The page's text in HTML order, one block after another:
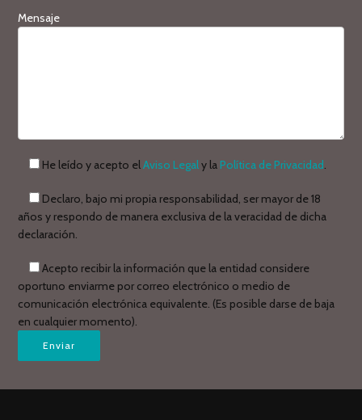
Mensaje
He leído y acepto elAviso Legaly la Política de Privacidad.
Declaro, bajo mi propia responsabilidad, ser mayor de 18
años y respondo de manera exclusiva de la veracidad de dicha
declaración.
Acepto recibir la información que la entidad considere
oportuno enviarme por correo electrónico o medio de
comunicación electrónica equivalente. (Es posible darse de baja
en cualquier momento).